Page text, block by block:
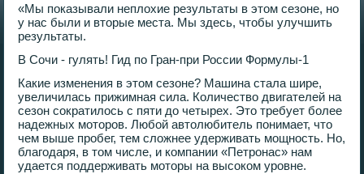
«Мы показывали неплохие результаты в этом сезоне, но
у нас были и вторые места. Мы здесь, чтобы улучшить
результаты.
В Сочи - гулять! Гид по Гран-при России Формулы-1
Какие изменения в этом сезоне? Машина стала шире,
увеличилась прижимная сила. Количество двигателей на
сезон сократилось с пяти до четырех. Это требует более
надежных моторов. Любой автолюбитель понимает, что
чем выше пробег, тем сложнее удерживать мощность. Но,
благодаря, в том числе, и компании «Петронас» нам
удается поддерживать моторы на высоком уровне.